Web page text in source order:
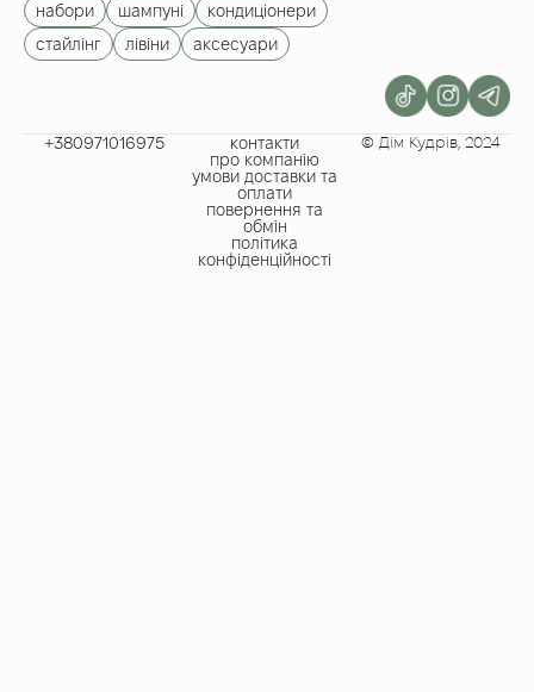
набори шампуні
кондиціонери
стайлінг
лівіни аксесуари
+380971016975​
контакти
про компанію
умови доставки та
оплати
повернення та
обмін
політика
конфіденційності
© Дім Кудрів, 2024